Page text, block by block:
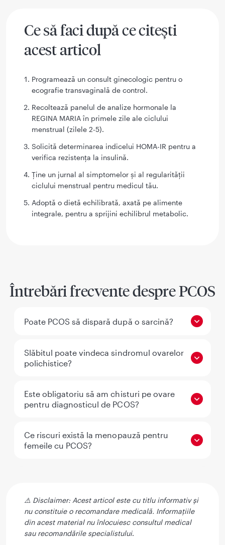
Ce să faci după ce citești
acest articol
Programează un consult ginecologic pentru o
ecografie transvaginală de control.
Recoltează panelul de analize hormonale la
REGINA MARIA în primele zile ale ciclului
menstrual (zilele 2-5).
Solicită determinarea indicelui HOMA-IR pentru a
verifica rezistența la insulină.
Ține un jurnal al simptomelor și al regularității
ciclului menstrual pentru medicul tău.
Adoptă o dietă echilibrată, axată pe alimente
integrale, pentru a sprijini echilibrul metabolic.
Întrebări frecvente despre PCOS
Poate PCOS să dispară după o sarcină?
Slăbitul poate vindeca sindromul ovarelor
polichistice?
Este obligatoriu să am chisturi pe ovare
pentru diagnosticul de PCOS?
Ce riscuri există la menopauză pentru
femeile cu PCOS?
⚠️ Disclaimer: Acest articol este cu titlu informativ și
nu constituie o recomandare medicală. Informațiile
din acest material nu înlocuiesc consultul medical
sau recomandările specialistului.